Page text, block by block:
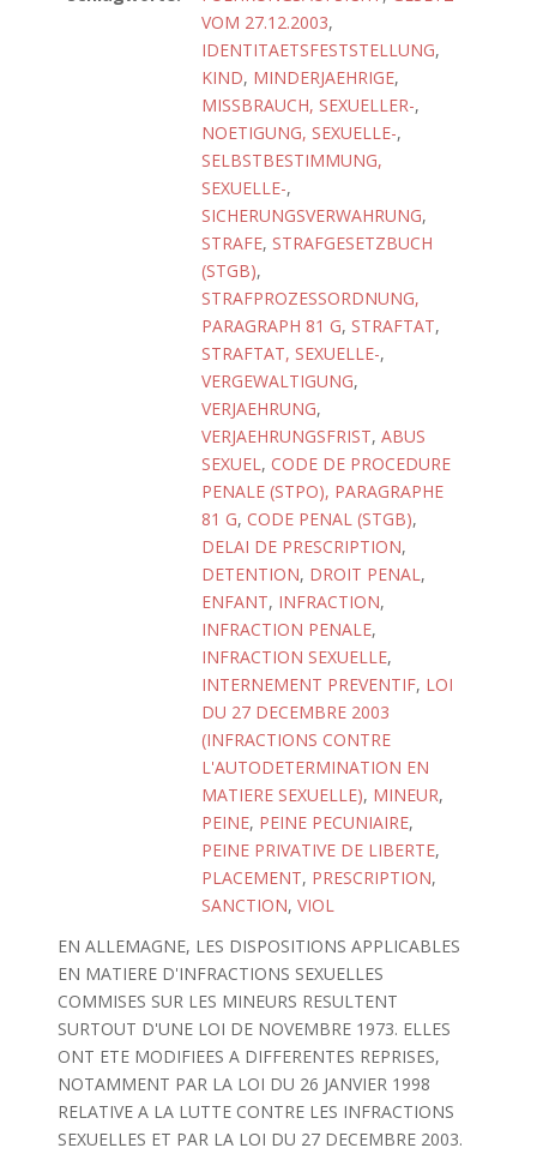
VOM 27.12.2003,
IDENTITAETSFESTSTELLUNG,
KIND, MINDERJAEHRIGE,
MISSBRAUCH, SEXUELLER-,
NOETIGUNG, SEXUELLE-,
SELBSTBESTIMMUNG,
SEXUELLE-,
SICHERUNGSVERWAHRUNG,
STRAFE, STRAFGESETZBUCH
(STGB),
STRAFPROZESSORDNUNG,
PARAGRAPH 81 G, STRAFTAT,
STRAFTAT, SEXUELLE-,
VERGEWALTIGUNG,
VERJAEHRUNG,
VERJAEHRUNGSFRIST, ABUS
SEXUEL, CODE DE PROCEDURE
PENALE (STPO), PARAGRAPHE
81 G, CODE PENAL (STGB),
DELAI DE PRESCRIPTION,
DETENTION, DROIT PENAL,
ENFANT, INFRACTION,
INFRACTION PENALE,
INFRACTION SEXUELLE,
INTERNEMENT PREVENTIF, LOI
DU 27 DECEMBRE 2003
(INFRACTIONS CONTRE
L'AUTODETERMINATION EN
MATIERE SEXUELLE), MINEUR,
PEINE, PEINE PECUNIAIRE,
PEINE PRIVATIVE DE LIBERTE,
PLACEMENT, PRESCRIPTION,
SANCTION, VIOL
EN ALLEMAGNE, LES DISPOSITIONS APPLICABLES
EN MATIERE D'INFRACTIONS SEXUELLES
COMMISES SUR LES MINEURS RESULTENT
SURTOUT D'UNE LOI DE NOVEMBRE 1973. ELLES
ONT ETE MODIFIEES A DIFFERENTES REPRISES,
NOTAMMENT PAR LA LOI DU 26 JANVIER 1998
RELATIVE A LA LUTTE CONTRE LES INFRACTIONS
SEXUELLES ET PAR LA LOI DU 27 DECEMBRE 2003.